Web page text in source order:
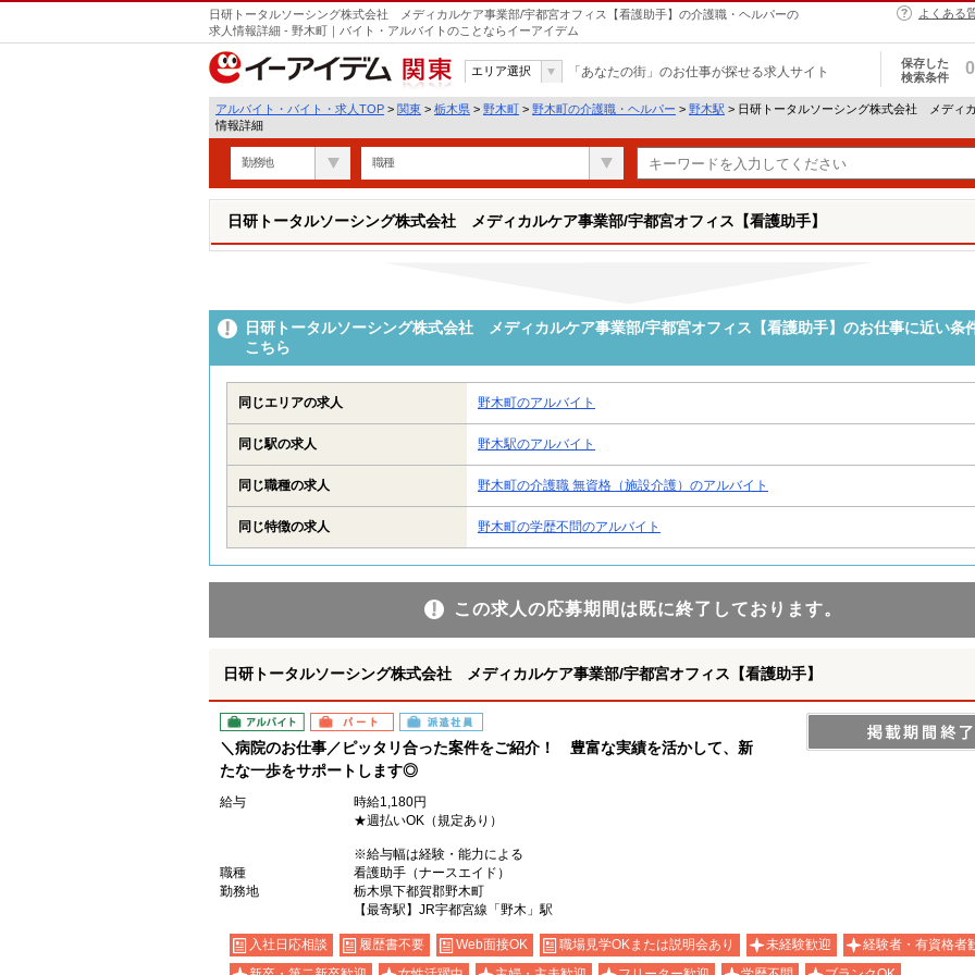
日研トータルソーシング株式会社 メディカルケア事業部/宇都宮オフィス【看護助手】の介護職・ヘルパーの
求人情報詳細 - 野木町｜バイト・アルバイトのことならイーアイデム
よくある
関東
エリア選択 「あなたの街」のお仕事が探せる求人サイト
保存した
検索条件
0
アルバイト・バイト・求人TOP > 関東 > 栃木県 > 野木町 > 野木町の介護職・ヘルパー > 野木駅 > 日研トータルソーシング株式会社 メディ
情報詳細
勤務地 職種
日研トータルソーシング株式会社 メディカルケア事業部/宇都宮オフィス【看護助手】
日研トータルソーシング株式会社 メディカルケア事業部/宇都宮オフィス【看護助手】のお仕事に近い条
こちら
同じエリアの求人 野木町のアルバイト
同じ駅の求人 野木駅のアルバイト
同じ職種の求人 野木町の介護職 無資格（施設介護）のアルバイト
同じ特徴の求人 野木町の学歴不問のアルバイト
この求人の応募期間は既に終了しております。
日研トータルソーシング株式会社 メディカルケア事業部/宇都宮オフィス【看護助手】
アルバイト パート 派遣社員
＼病院のお仕事／ピッタリ合った案件をご紹介！ 豊富な実績を活かして、新
たな一歩をサポートします◎
給与
時給1,180円
★週払いOK（規定あり）
※給与幅は経験・能力による
職種
看護助手（ナースエイド）
勤務地
栃木県下都賀郡野木町
【最寄駅】JR宇都宮線「野木」駅
入社日応相談 履歴書不要 Web面接OK 職場見学OKまたは説明会あり 未経験歓迎
経験者・有資格者